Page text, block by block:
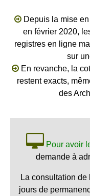
Depuis la mise
en février 2020,
registres en ligne
sur
En revanche, la
restent exacts,
des
Pour avoir
demande à
La consultation
jours de